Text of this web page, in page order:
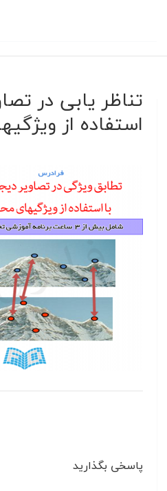
تناظر یابی در
استفاده از
پاسخی بگذارید